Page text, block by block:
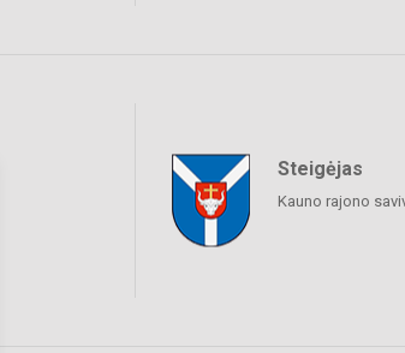
Steigėjas
Kauno rajono